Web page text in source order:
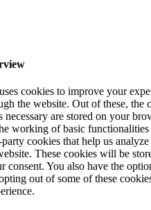
cookies to improve your
the website. Out of these, the
necessary are stored on your
working of basic
cookies that help us
These cookies will be
consent. You also have the
out of some of these